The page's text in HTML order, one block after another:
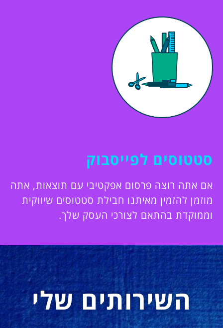
סטטוסים לפייסבוק
אם אתה רוצה פרסום אפקטיבי עם תוצאות, אתה
מוזמן להזמין מאיתנו חבילת סטטוסים שיווקית
וממוקדת בהתאם לצורכי העסק שלך.
השירותים שלי